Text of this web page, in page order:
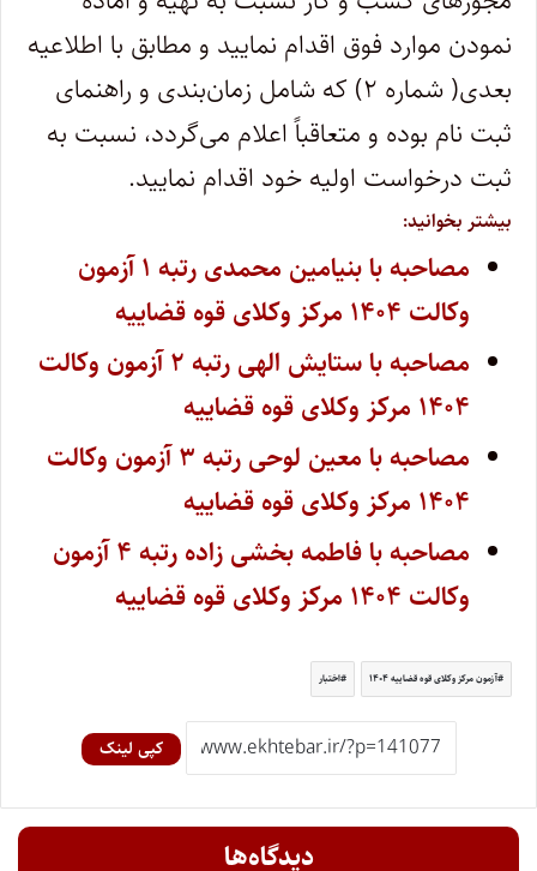
نمودن موارد فوق اقدام نمایید و مطابق با اطلاعیه
بعدی( شماره ۲) که شامل زمان‌بندی و راهنمای
ثبت نام بوده و متعاقباً اعلام می‌گردد، نسبت به
ثبت درخواست اولیه خود اقدام نمایید.
بیشتر بخوانید:
مصاحبه با بنیامین محمدی رتبه ۱ آزمون
وکالت ۱۴۰۴ مرکز وکلای قوه قضاییه
مصاحبه با ستایش الهی رتبه ۲ آزمون وکالت
۱۴۰۴ مرکز وکلای قوه قضاییه
مصاحبه با معین لوحی رتبه ۳ آزمون وکالت
۱۴۰۴ مرکز وکلای قوه قضاییه
مصاحبه با فاطمه بخشی زاده رتبه ۴ آزمون
وکالت ۱۴۰۴ مرکز وکلای قوه قضاییه
آزمون مرکز وکلای قوه قضاییه ۱۴۰۴ اختبار
کپی لینک
دیدگاه‌ها